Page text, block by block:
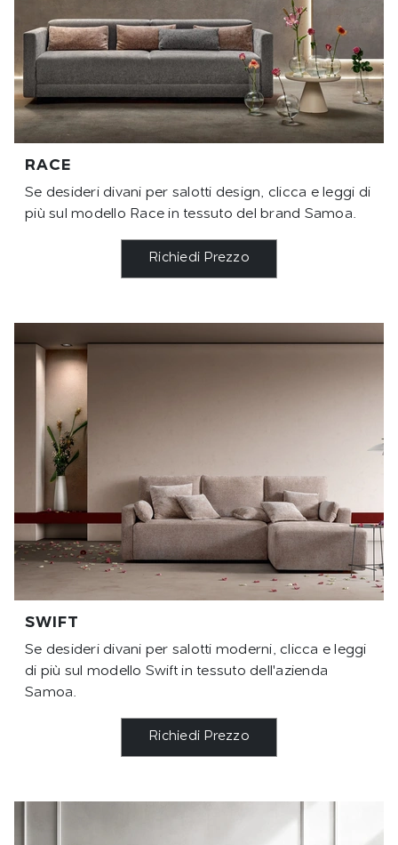
RACE
Se desideri divani per salotti design, clicca e leggi di
più sul modello Race in tessuto del brand Samoa.
Richiedi Prezzo
SWIFT
Se desideri divani per salotti moderni, clicca e leggi
di più sul modello Swift in tessuto dell'azienda
Samoa.
Richiedi Prezzo